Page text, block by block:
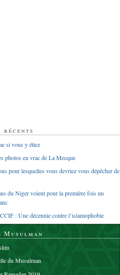
si vous y étiez
photos en vrac de La Mecque
pour lesquelles vous devriez vous dépêcher de
du Niger voient pour la première fois un
: Une décennie contre l’islamophobie
Musulman
du Musulman